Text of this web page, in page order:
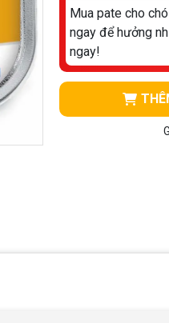
Mua pate cho
ngay để hưởng
ngay!